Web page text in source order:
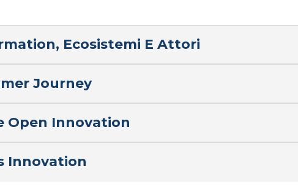
Ecosistemi E Attori
Journey
Open Innovation
Innovation